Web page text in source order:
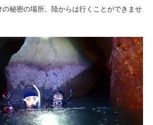
の秘密の場所。陸からは行くことができませ